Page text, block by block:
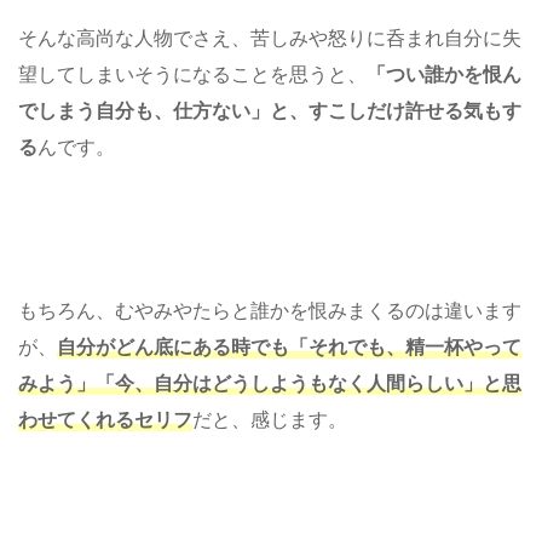
そんな高尚な人物でさえ、苦しみや怒りに呑まれ自分に失
望してしまいそうになることを思うと、
「つい誰かを恨ん
でしまう自分も、仕方ない」と、すこしだけ許せる気もす
るんです。
もちろん、むやみやたらと誰かを恨みまくるのは違います
が、 自分がどん底にある時でも「それでも、精一杯やって
みよう」「今、自分はどうしようもなく人間らしい」と思
わせてくれるセリフだと、感じます。